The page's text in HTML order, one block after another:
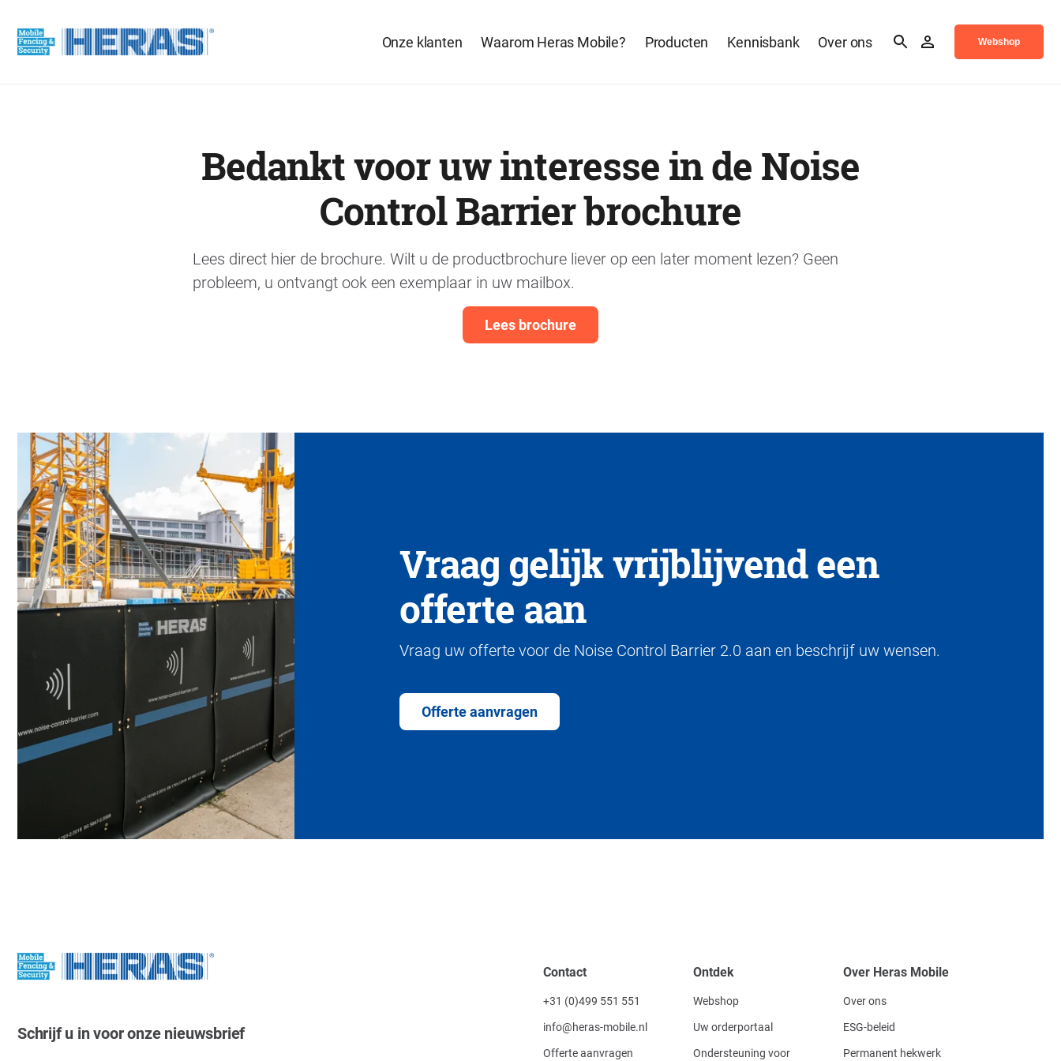
Onze klanten Waarom Heras Mobile? Producten Kennisbank Over ons Webshop
Bedankt voor uw interesse in de Noise
Control Barrier brochure
Lees direct hier de brochure. Wilt u de productbrochure liever op een later moment lezen? Geen
probleem, u ontvangt ook een exemplaar in uw mailbox.
Lees brochure
Vraag gelijk vrijblijvend een
offerte aan
Vraag uw offerte voor de Noise Control Barrier 2.0 aan en beschrijf uw wensen.
Offerte aanvragen
Schrijf u in voor onze nieuwsbrief
Contact
+31 (0)499 551 551
info@heras-mobile.nl
Offerte aanvragen
Ontdek
Webshop
Uw orderportaal
Ondersteuning voor
Over Heras Mobile
Over ons
ESG-beleid
Permanent hekwerk